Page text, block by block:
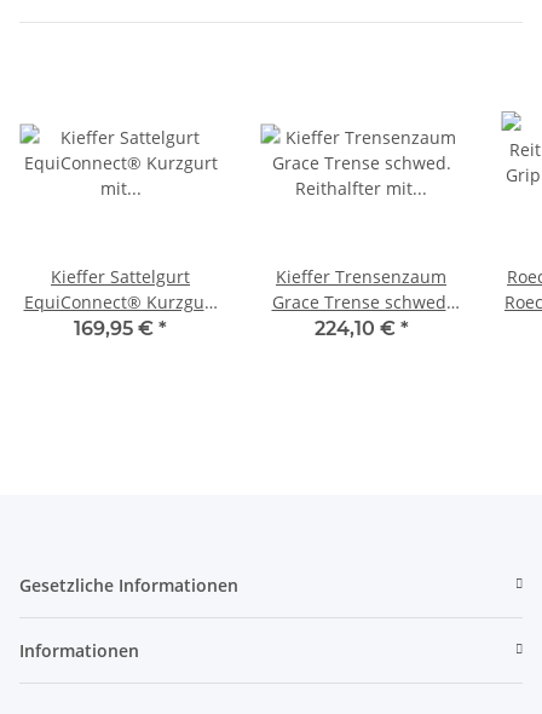
Kieffer Sattelgurt
EquiConnect® Kurzgurt
mit Bauchauflage
169,95 € *
Kieffer Trensenzaum
Grace Trense schwed.
Reithalfter mit
224,10 € *
Gesetzliche Informationen
Informationen